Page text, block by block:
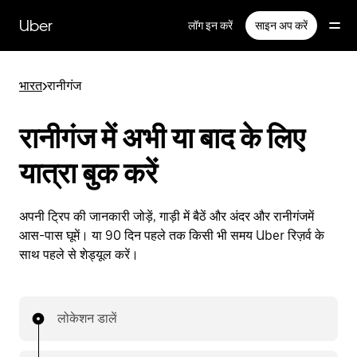
सामग्री
पर
Uber लॉग इन करें साइन अप करें
भारत>रानीगंज
रानीगंज में अभी या बाद के लिए
यात्रा बुक करें
अपनी ट्रिप की जानकारी जोड़ें, गाड़ी में बैठें और अंदर और रानीगंजमें
आस-पास घूमें। या 90 दिन पहले तक किसी भी समय Uber रिज़र्व के
साथ पहले से शेड्यूल करें।
लोकेशन डालें